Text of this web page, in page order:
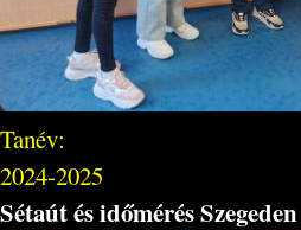
Tanév:
2024-2025
Sétaút és időmérés